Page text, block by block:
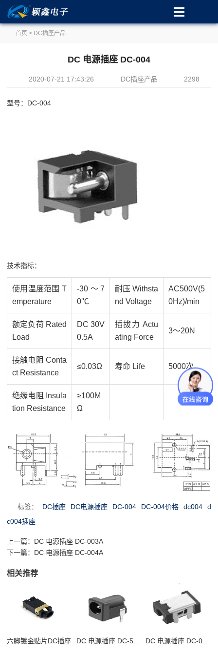
首页 > DC插座产品
DC 电源插座 DC-004
2020-07-21 17:43:26 DC插座产品 2298
型号：DC-004
技术指标：
使用温度范围 T
emperature
-30～7
0℃
耐压 Withsta
nd Voltage
AC500V(5
0Hz)/min
额定负荷 Rated
Load
DC 30V
0.5A
插拔力 Actu
ating Force
3～20N
接触电阻 Conta
ct Resistance
≤0.03Ω 寿命 Life 5000次
绝缘电阻 Insula
tion Resistance
≥100M
Ω
标签： DC插座 DC电源插座 DC-004 DC-004价格 dc004
d
c004插座
上一篇： DC 电源插座 DC-003A
下一篇： DC 电源插座 DC-004A
相关推荐
六脚镀金贴片DC插座 DC 电源插座 DC-506B